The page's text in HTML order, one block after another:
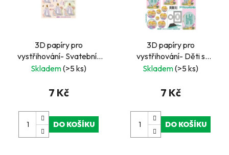
3D papíry pro
vystřihování- Svatební-
nevěsta
Skladem(>5 ks)
7 Kč
DO KOŠÍKU
3D papíry pro
vystřihování- Děti s
medvídkem- pyramida
Skladem(>5 ks)
7 Kč
DO KOŠÍKU